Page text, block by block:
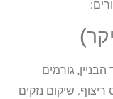
גורמים
שיקום נזקים